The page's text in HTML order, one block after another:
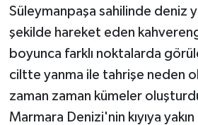
Süleymanpaşa sahilinde deniz
şekilde hareket eden
boyunca farklı noktalarda
ciltte yanma ile tahrişe neden
zaman zaman kümeler
Marmara Denizi'nin kıyıya